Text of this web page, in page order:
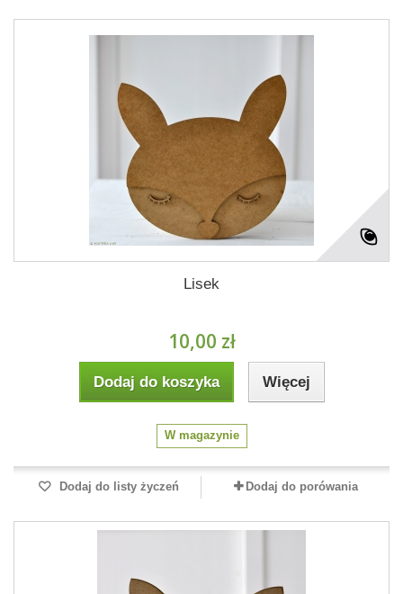
Lisek
10,00 zł
Dodaj do koszyka Więcej
W magazynie
Dodaj do listy życzeń Dodaj do porówania